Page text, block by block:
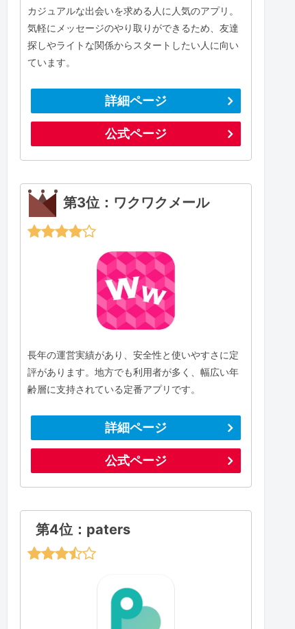
カジュアルな出会いを求める人に人気のアプリ。
気軽にメッセージのやり取りができるため、友達
探しやライトな関係からスタートしたい人に向い
ています。
詳細ページ
公式ページ
第3位：ワクワクメール
長年の運営実績があり、安全性と使いやすさに定
評があります。地方でも利用者が多く、幅広い年
齢層に支持されている定番アプリです。
詳細ページ
公式ページ
第4位：paters